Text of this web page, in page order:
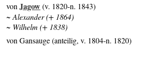
vonJagow(v. 1820-n. 1843)
~ Alexander (+ 1864)
~ Wilhelm (+ 1838)
von Gansauge (anteilig, v. 1804-n. 1820)